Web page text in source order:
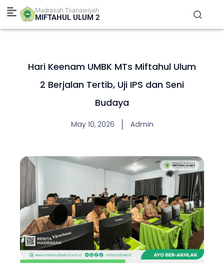
Skip
content
Madrasah Tsanawiyah
MIFTAHUL ULUM 2
Hari Keenam UMBK MTs Miftahul Ulum
2 Berjalan Tertib, Uji IPS dan Seni
Budaya
May 10, 2026 Admin